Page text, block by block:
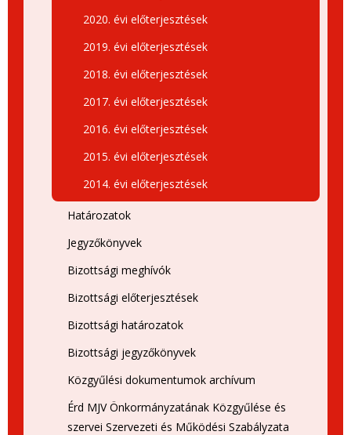
2020. évi előterjesztések
2019. évi előterjesztések
2018. évi előterjesztések
2017. évi előterjesztések
2016. évi előterjesztések
2015. évi előterjesztések
2014. évi előterjesztések
Határozatok
Jegyzőkönyvek
Bizottsági meghívók
Bizottsági előterjesztések
Bizottsági határozatok
Bizottsági jegyzőkönyvek
Közgyűlési dokumentumok archívum
Érd MJV Önkormányzatának Közgyűlése és
szervei Szervezeti és Működési Szabályzata